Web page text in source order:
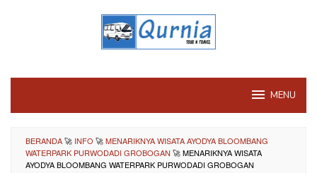
MENU
BERANDA🚀 INFO 🚀MENARIKNYA WISATA AYODYA BLOOMBANG
WATERPARK PURWODADI GROBOGAN 🚀MENARIKNYA WISATA
AYODYA BLOOMBANG WATERPARK PURWODADI GROBOGAN